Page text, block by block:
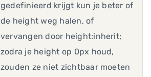
gedefinieerd krijgt kun je beter of
de height weg halen, of
vervangen door height:inherit;
zodra je height op 0px houd,
zouden ze niet zichtbaar moeten